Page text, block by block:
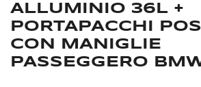
ALLUMINIO 36L +
PORTAPACCHI
CON MANIGLIE
PASSEGGERO